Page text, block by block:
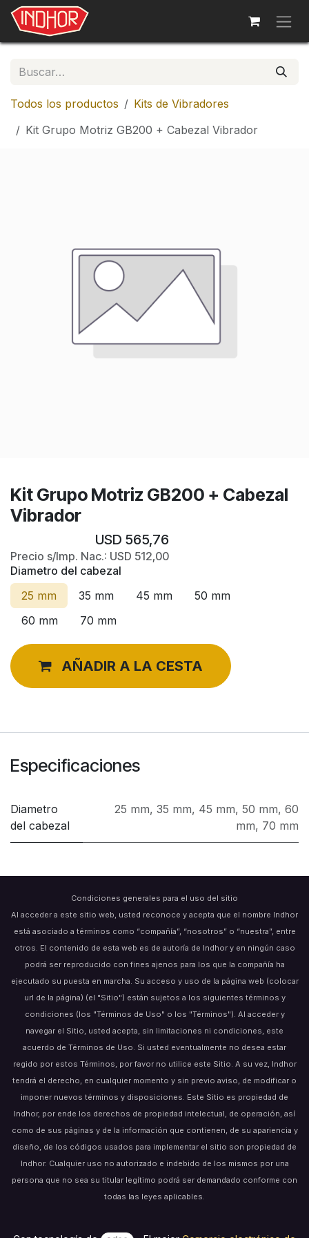
Ir al contenido
Todos los productos
Kits de Vibradores
Kit Grupo Motriz GB200 + Cabezal Vibrador
Kit Grupo Motriz GB200 + Cabezal
Vibrador
USD 565,76
Precio s/Imp. Nac.: USD 512,00
Diametro del cabezal
25 mm
35 mm 45 mm
50 mm
60 mm
70 mm
AÑADIR A LA CESTA
Especificaciones
Diametro
del cabezal
25 mm, 35 mm, 45 mm, 50 mm, 60
mm, 70 mm
Condiciones generales para el uso del sitio
Al acceder a este sitio web, usted reconoce y acepta que el nombre Indhor
está asociado a términos como “compañía”, “nosotros” o “nuestra”, entre
otros. El contenido de esta web es de autoría de Indhor y en ningún caso
podrá ser reproducido con fines ajenos para los que la compañía ha
ejecutado su puesta en marcha. Su acceso y uso de la página web (colocar
url de la página) (el "Sitio") están sujetos a los siguientes términos y
condiciones (los "Términos de Uso" o los "Términos"). Al acceder y
navegar el Sitio, usted acepta, sin limitaciones ni condiciones, este
acuerdo de Términos de Uso. Si usted eventualmente no desea estar
regido por estos Términos, por favor no utilice este Sitio. A su vez, Indhor
tendrá el derecho, en cualquier momento y sin previo aviso, de modificar o
imponer nuevos términos y disposiciones. Este Sitio es propiedad de
Indhor, por ende los derechos de propiedad intelectual, de operación, así
como de sus páginas y de la información que contienen, de su apariencia y
diseño, de los códigos usados para implementar el sitio son propiedad de
Indhor. Cualquier uso no autorizado e indebido de los mismos por una
persona que no sea su titular legítimo podrá ser demandado conforme con
todas las leyes aplicables.